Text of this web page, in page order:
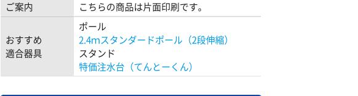
ご案内
こちらの商品は片面印刷です。
おすすめ
適合器具
ポール
2.4ｍスタンダードポール（2段伸縮）
スタンド
特価注水台（てんとーくん）